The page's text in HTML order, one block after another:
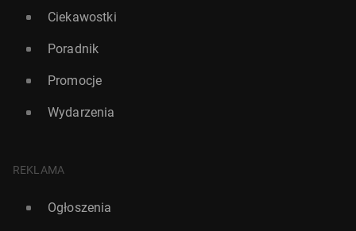
Ciekawostki
Poradnik
Promocje
Wydarzenia
REKLAMA
Ogłoszenia